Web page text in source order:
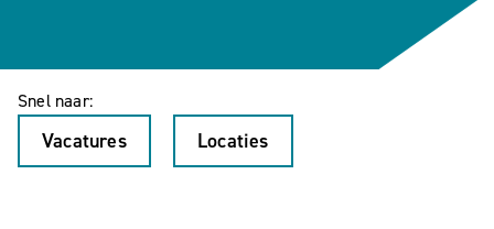
Snel naar:
Vacatures Locaties